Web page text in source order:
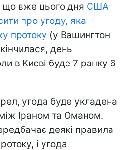
що вже цього дня США
про угоду, яка
протоку (у Вашингтон
день
в Києві буде 7 ранку 6
угода буде укладена
Іраном та Оманом.
деякі правила
і угода